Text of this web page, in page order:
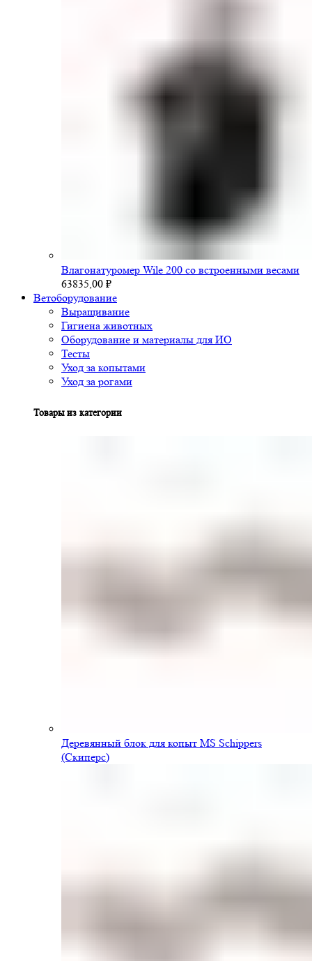
Влагонатуромер Wile 200 со встроенными весами
63835,00 ₽
Ветоборудование
Выращивание
Гигиена животных
Оборудование и материалы для ИО
Тесты
Уход за копытами
Уход за рогами
Товары из категории
Деревянный блок для копыт MS Schippers
(Скиперс)